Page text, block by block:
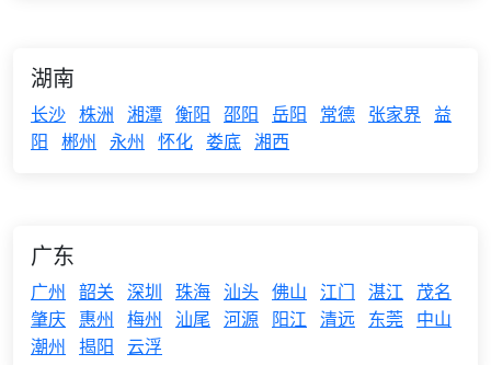
湖南
长沙 株洲 湘潭 衡阳 邵阳 岳阳 常德 张家界
益
阳 郴州 永州 怀化 娄底 湘西
广东
广州 韶关 深圳 珠海 汕头 佛山 江门 湛江
茂名
肇庆 惠州 梅州 汕尾 河源 阳江 清远 东莞 中山
潮州 揭阳 云浮